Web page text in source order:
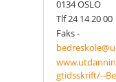
0134 OSLO
Tlf 24 14 20 00
Faks -
gtidsskrift/--